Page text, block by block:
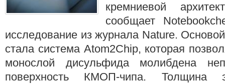
кремниевой
сообщает
исследование из журнала Nature.
стала система Atom2Chip, которая
монослой дисульфида молибдена
поверхность КМОП-чипа. Толщина